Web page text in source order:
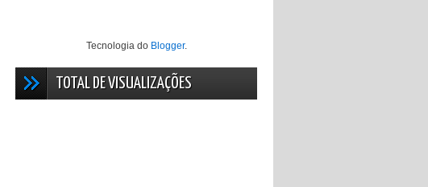
Tecnologia do Blogger.
TOTAL DE VISUALIZAÇÕES